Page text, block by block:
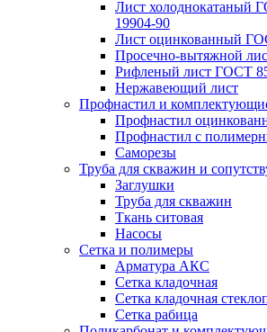
Лист холоднокатаный
19904-90
Лист оцинкованный
Просечно-вытяжной
Рифленый лист ГОСТ
Нержавеющий лист
Профнастил и
Профнастил
Профнастил с
Саморезы
Труба для скважин и
Заглушки
Труба для скважин
Ткань ситовая
Насосы
Сетка и полимеры
Арматура АКС
Сетка кладочная
Сетка кладочная
Сетка рабица